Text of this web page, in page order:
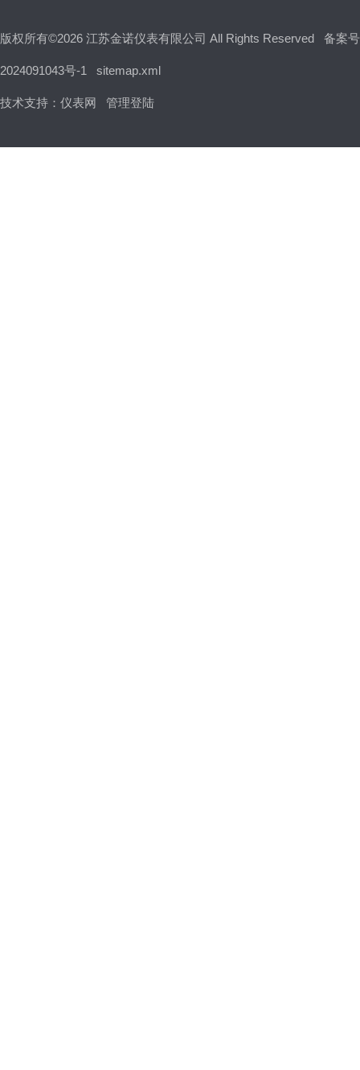
版权所有©2026 江苏金诺仪表有限公司 All Rights Reserved 备案
2024091043号-1 sitemap.xml
技术支持： 仪表网 管理登陆